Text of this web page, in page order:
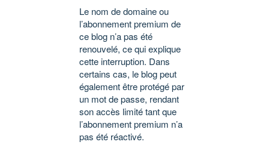
Le nom de domaine ou
l’abonnement premium de
ce blog n’a pas été
renouvelé, ce qui explique
cette interruption. Dans
certains cas, le blog peut
également être protégé par
un mot de passe, rendant
son accès limité tant que
l’abonnement premium n’a
pas été réactivé.